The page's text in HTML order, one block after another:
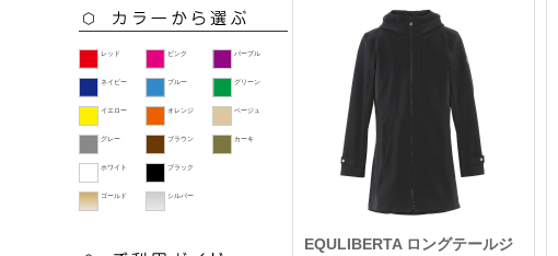
レッド ピンク パープル
ネイビー ブルー グリーン
イエロー オレンジ ベージュ
グレー ブラウン カーキ
ホワイト ブラック
ゴールド シルバー
EQULIBERTA ロングテールジ